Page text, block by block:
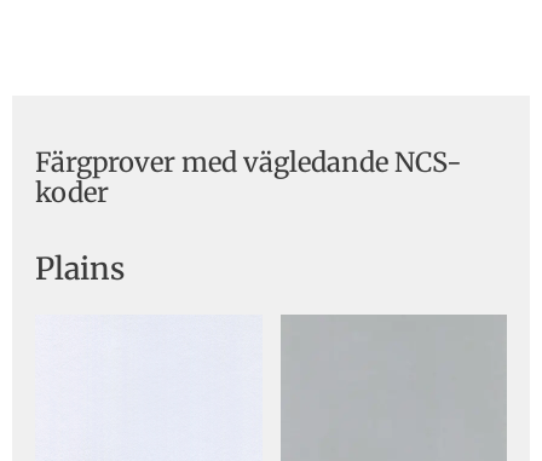
Färgprover med vägledande NCS-
koder
Plains